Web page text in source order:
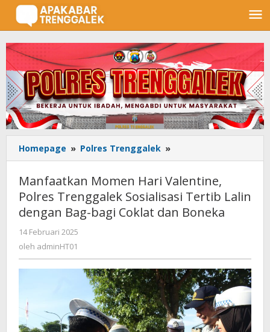
Lewati
konten
Homepage » Polres Trenggalek »
Momen
Valentine,
Polres
Trenggalek
dengan
Bag-
bagi
Coklat
dan
Boneka
Manfaatkan Momen Hari Valentine,
Polres Trenggalek Sosialisasi Tertib Lalin
dengan Bag-bagi Coklat dan Boneka
14 Februari 2025
oleh adminHT01